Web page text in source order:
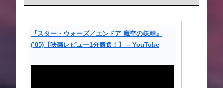
『スター・ウォーズ／エンドア 魔空の妖精』
(’85)【映画レビュー1分勝負！】 – YouTube